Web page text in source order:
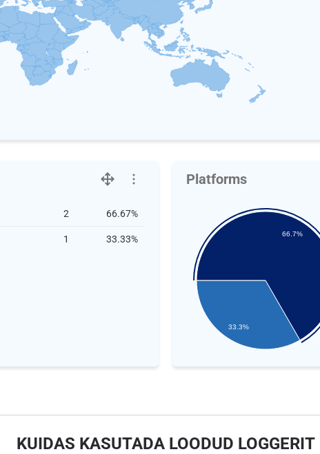
2 66.67%
1 33.33%
Platforms
33.3%
66.7%
KUIDAS KASUTADA LOODUD LOGGERIT